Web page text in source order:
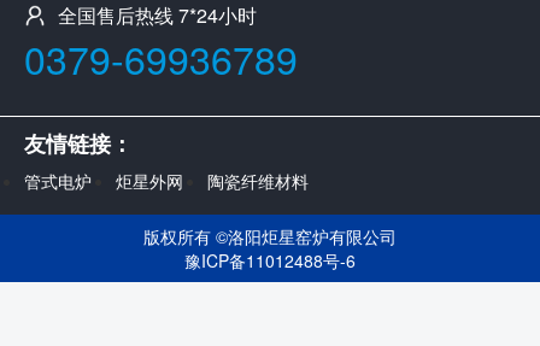
全国售后热线 7*24小时
0379-69936789
友情链接：
管式电炉 炬星外网 陶瓷纤维材料
版权所有 ©洛阳炬星窑炉有限公司
豫ICP备11012488号-6